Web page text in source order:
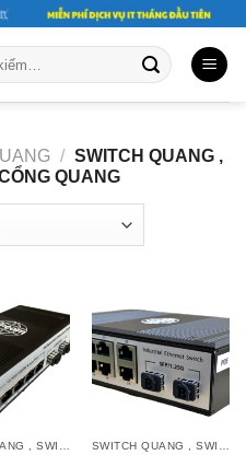
/ SWITCH QUANG ,
QUANG